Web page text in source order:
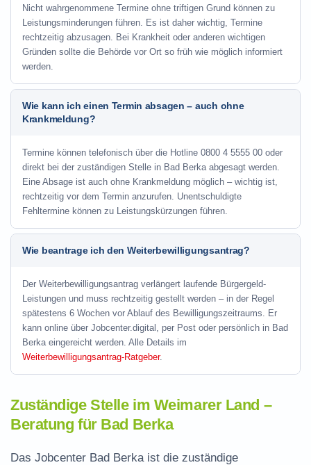
Nicht wahrgenommene Termine ohne triftigen Grund können zu
Leistungsminderungen führen. Es ist daher wichtig, Termine
rechtzeitig abzusagen. Bei Krankheit oder anderen wichtigen
Gründen sollte die Behörde vor Ort so früh wie möglich informiert
werden.
Wie kann ich einen Termin absagen – auch ohne
Krankmeldung?
Termine können telefonisch über die Hotline 0800 4 5555 00 oder
direkt bei der zuständigen Stelle in Bad Berka abgesagt werden.
Eine Absage ist auch ohne Krankmeldung möglich – wichtig ist,
rechtzeitig vor dem Termin anzurufen. Unentschuldigte
Fehltermine können zu Leistungskürzungen führen.
Wie beantrage ich den Weiterbewilligungsantrag?
Der Weiterbewilligungsantrag verlängert laufende Bürgergeld-
Leistungen und muss rechtzeitig gestellt werden – in der Regel
spätestens 6 Wochen vor Ablauf des Bewilligungszeitraums. Er
kann online über Jobcenter.digital, per Post oder persönlich in Bad
Berka eingereicht werden. Alle Details im
Weiterbewilligungsantrag-Ratgeber.
Zuständige Stelle im Weimarer Land –
Beratung für Bad Berka
Das Jobcenter Bad Berka ist die zuständige